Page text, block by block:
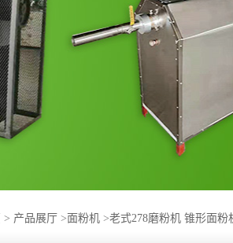
> 产品展厅 >面粉机 >老式278磨粉机 锥形面粉